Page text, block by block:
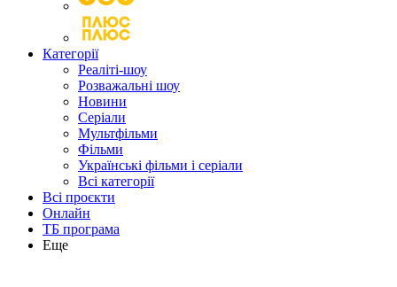
Категорії
Реаліті-шоу
Розважальні шоу
Новини
Серіали
Мультфільми
Фільми
Українські фільми і серіали
Всі категорії
Всі проєкти
Онлайн
ТБ програма
Еще